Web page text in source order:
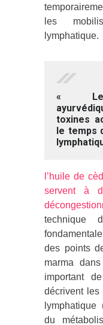
les
lymphatique.
« Le
toxines
le temps
l’huile de
servent à
technique
des points
marma
important
décrivent les
du